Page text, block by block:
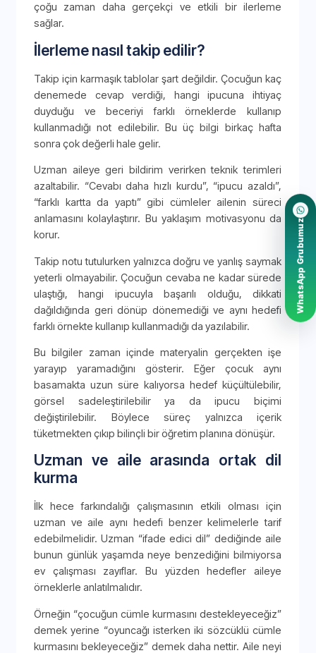
çoğu zaman daha gerçekçi ve etkili bir ilerleme
sağlar.
İlerleme nasıl takip edilir?
Takip için karmaşık tablolar şart değildir. Çocuğun kaç
denemede cevap verdiği, hangi ipucuna ihtiyaç
duyduğu ve beceriyi farklı örneklerde kullanıp
kullanmadığı not edilebilir. Bu üç bilgi birkaç hafta
sonra çok değerli hale gelir.
Uzman aileye geri bildirim verirken teknik terimleri
azaltabilir. “Cevabı daha hızlı kurdu”, “ipucu azaldı”,
“farklı kartta da yaptı” gibi cümleler ailenin süreci
anlamasını kolaylaştırır. Bu yaklaşım motivasyonu da
korur.
Takip notu tutulurken yalnızca doğru ve yanlış saymak
yeterli olmayabilir. Çocuğun cevaba ne kadar sürede
ulaştığı, hangi ipucuyla başarılı olduğu, dikkati
dağıldığında geri dönüp dönemediği ve aynı hedefi
farklı örnekte kullanıp kullanmadığı da yazılabilir.
Bu bilgiler zaman içinde materyalin gerçekten işe
yarayıp yaramadığını gösterir. Eğer çocuk aynı
basamakta uzun süre kalıyorsa hedef küçültülebilir,
görsel sadeleştirilebilir ya da ipucu biçimi
değiştirilebilir. Böylece süreç yalnızca içerik
tüketmekten çıkıp bilinçli bir öğretim planına dönüşür.
Uzman ve aile arasında ortak dil
kurma
İlk hece farkındalığı çalışmasının etkili olması için
uzman ve aile aynı hedefi benzer kelimelerle tarif
edebilmelidir. Uzman “ifade edici dil” dediğinde aile
bunun günlük yaşamda neye benzediğini bilmiyorsa
ev çalışması zayıflar. Bu yüzden hedefler aileye
örneklerle anlatılmalıdır.
Örneğin “çocuğun cümle kurmasını destekleyeceğiz”
demek yerine “oyuncağı isterken iki sözcüklü cümle
kurmasını bekleyeceğiz” demek daha nettir. Aile neyi
WhatsApp Grubumuz